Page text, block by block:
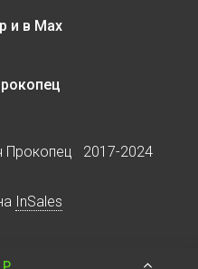
и в Max
Прокопец 2017-2024
InSales
Р.